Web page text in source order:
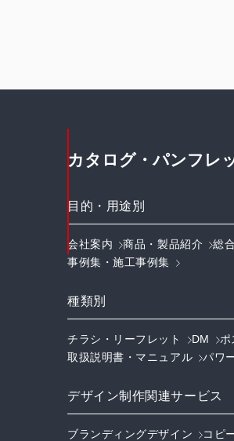
カタログ・パンフレ
目的・用途別
会社案内 商品・製品紹介 総
事例集・施工事例集
種類別
チラシ・リーフレット DM ポ
取扱説明書・マニュアル
パワ
デザイン制作関連サービス
ブランディングデザイン コピ